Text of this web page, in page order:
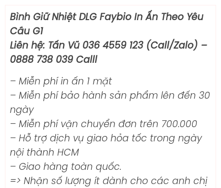
Bình Giữ Nhiệt DLG Faybio In Ấn Theo Yêu
Cầu G1
Liên hệ: Tấn Vũ 036 4559 123 (Call/Zalo) –
0888 738 039 Calll
– Miễn phí in ấn 1 mặt
– Miễn phí bảo hành sản phẩm lên đến 30
ngày
– Miễn phí vận chuyển đơn trên 700.000
– Hỗ trợ dịch vụ giao hỏa tốc trong ngày
nội thành HCM
– Giao hàng toàn quốc.
=> Nhận số lượng ít dành cho các anh chị